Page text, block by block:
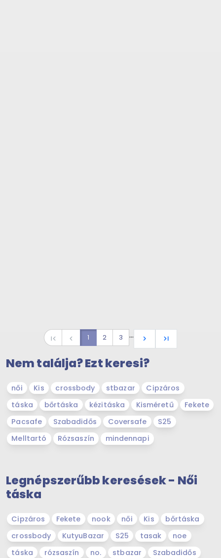
first_page navigate_before 1 2 3 … navigate_next last_page
Nem találja? Ezt keresi?
női Kis crossbody stbazar
Cipzáros
táska
bőrtáska kézitáska Kisméretű
Fekete
Pacsafe
Szabadidős Coversafe
S25
Melltartó
Rózsaszín mindennapi
Legnépszerűbb keresések - Női
táska
Cipzáros Fekete nook női Kis
bőrtáska
crossbody
KutyuBazar S25 tasak
noe
táska
rózsaszín no. stbazar
Szabadidős